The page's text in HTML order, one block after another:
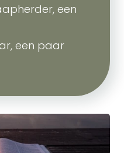
een
een paar